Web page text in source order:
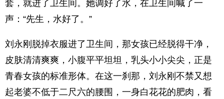
套，就进了卫生间。她调好了水，在卫生间喊了一
声：“先生，水好了。”
刘永刚脱掉衣服进了卫生间，那女孩已经脱得干净，
皮肤清清爽爽，小腹平平坦坦，乳头小小尖尖，正是
青春女孩的标准形体。在这一刹那，刘永刚不禁又想
起老婆不低于二尺六的腰围，一身白花花的肥肉，看